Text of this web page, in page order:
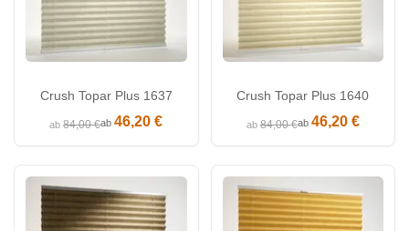
Crush Topar Plus 1637
ab84,00 €ab46,20 €
Crush Topar Plus 1640
ab84,00 €ab 46,20 €